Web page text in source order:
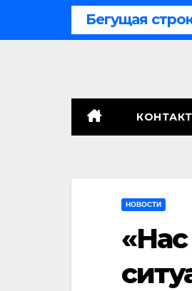
Бегущая
Система больше не монолитна
НОВОСТИ